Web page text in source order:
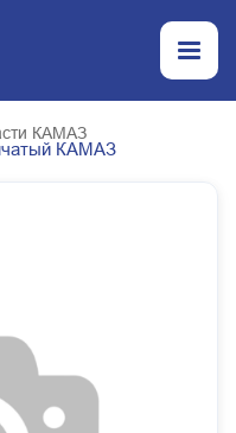
КАМАЗ
КАМАЗ